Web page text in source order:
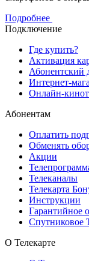
Подробнее
Подключение
Где купить?
Активация
Абонентский
Интернет-
Онлайн-
Абонентам
Оплатить
Обменять
Акции
Телеканалы
Телекарта
Инструкции
Гарантийное
Спутниковое
О Телекарте